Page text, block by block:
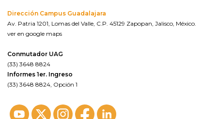
Dirección Campus Guadalajara
Av. Patria 1201, Lomas del Valle, C.P. 45129 Zapopan, Jalisco, México.
ver en google maps
Conmutador UAG
(33) 3648 8824
Informes 1er. Ingreso
(33) 3648 8824, Opción 1